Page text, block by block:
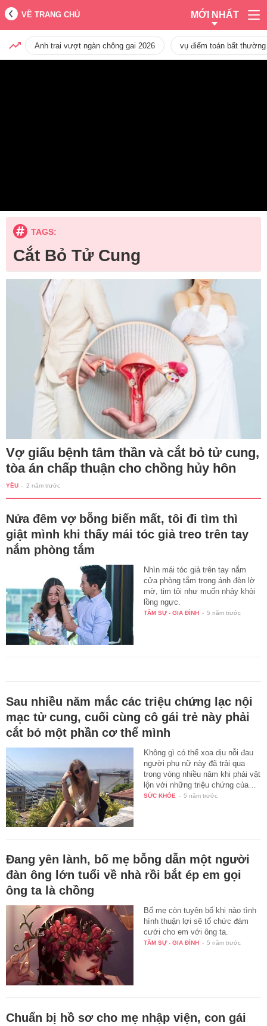
VỀ TRANG CHỦ MỚI NHẤT
Anh trai vượt ngàn chông gai 2026 vụ điểm toán bất
TAGS:
Cắt Bỏ Tử Cung
Vợ giấu bệnh tâm thần và cắt bỏ tử cung,
tòa án chấp thuận cho chồng hủy hôn
YÊU - 2 năm trước
Nửa đêm vợ bỗng biến mất, tôi đi tìm thì
giật mình khi thấy mái tóc giả treo trên tay
nắm phòng tắm
Nhìn mái tóc giả trên tay nắm
cửa phòng tắm trong ánh đèn lờ
mờ, tim tôi như muốn nhảy khỏi
lồng ngực.
TÂM SỰ - GIA ĐÌNH - 5 năm trước
Sau nhiều năm mắc các triệu chứng lạc nội
mạc tử cung, cuối cùng cô gái trẻ này phải
cắt bỏ một phần cơ thể mình
Không gì có thể xoa dịu nỗi đau
người phụ nữ này đã trải qua
trong vòng nhiều năm khi phải vật
lộn với những triệu chứng của…
SỨC KHỎE - 5 năm trước
Đang yên lành, bố mẹ bỗng dẫn một người
đàn ông lớn tuổi về nhà rồi bắt ép em gọi
ông ta là chồng
Bố mẹ còn tuyên bố khi nào tình
hình thuận lợi sẽ tổ chức đám
cưới cho em với ông ta.
TÂM SỰ - GIA ĐÌNH - 5 năm trước
Chuẩn bị hồ sơ cho mẹ nhập viện, con gái